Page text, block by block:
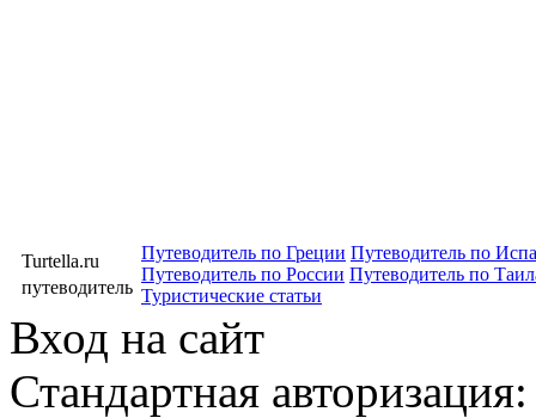
Turtella.ru
путеводитель
Путеводитель по Греции Путеводитель по
Путеводитель по России Путеводитель по
Туристические статьи
Вход на сайт
Стандартная авторизация: